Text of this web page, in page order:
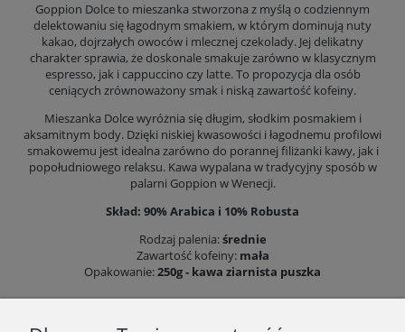
Goppion Dolce to mieszanka stworzona z myślą o codziennym
delektowaniu się łagodnym smakiem, w którym dominują nuty
kakao, dojrzałych owoców i mlecznej czekolady. Jej delikatny
charakter sprawia, że doskonale smakuje zarówno w klasycznym
espresso, jak i cappuccino czy latte. To propozycja dla osób
ceniących zrównoważony smak i niską zawartość kofeiny.
Mieszanka Dolce wyróżnia się długim, słodkim posmakiem i
aksamitnym body. Dzięki niskiej kwasowości i łagodnemu profilowi
smakowemu jest idealna zarówno do porannej filiżanki kawy, jak i
popołudniowego relaksu. Kawa wypalana w tradycyjny sposób w
palarni Goppion w Wenecji.
Skład: 90% Arabica i 10% Robusta
Rodzaj palenia:średnie
Zawartość kofeiny: mała
Opakowanie:250g - kawa ziarnista puszka